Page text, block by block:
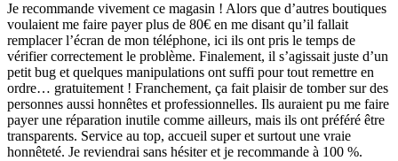
Je recommande vivement ce magasin ! Alors que d’autres boutiques
voulaient me faire payer plus de 80€ en me disant qu’il fallait
remplacer l’écran de mon téléphone, ici ils ont pris le temps de
vérifier correctement le problème. Finalement, il s’agissait juste d’un
petit bug et quelques manipulations ont suffi pour tout remettre en
ordre… gratuitement ! Franchement, ça fait plaisir de tomber sur des
personnes aussi honnêtes et professionnelles. Ils auraient pu me faire
payer une réparation inutile comme ailleurs, mais ils ont préféré être
transparents. Service au top, accueil super et surtout une vraie
honnêteté. Je reviendrai sans hésiter et je recommande à 100 %.